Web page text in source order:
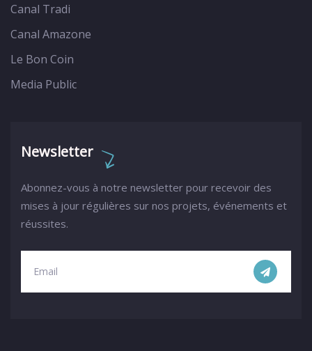
Canal Tradi
Canal Amazone
Le Bon Coin
Media Public
Newsletter
Abonnez-vous à notre newsletter pour recevoir des
mises à jour régulières sur nos projets, événements et
réussites.